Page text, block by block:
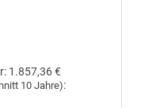
1.857,36 €
10 Jahre):